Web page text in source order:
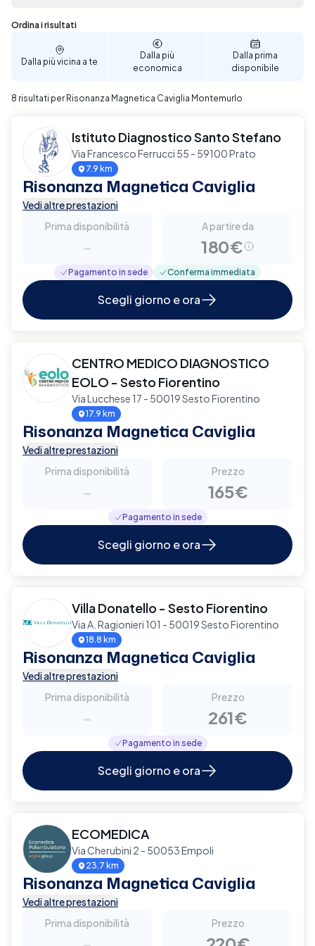
data e l'ora che meglio si adattano alle tue
esigenze. Assicura il miglior supporto possibile per
la salute della tua caviglia, prenota ora la tua
Risonanza Magnetica a Montemurlo con Elty.
Sono stati trovati 8 risultati
Ordina i risultati
Dalla più vicina a te
Dalla più
economica
Dalla prima
disponibile
8 risultati per Risonanza Magnetica Caviglia Montemurlo
Istituto Diagnostico Santo Stefano
Via Francesco Ferrucci 55 - 59100 Prato
7.9 km
Risonanza Magnetica Caviglia
Vedi altre prestazioni
Prima disponibilità
-
A partire da
180€
Pagamento in sede Conferma immediata
Scegli giorno e ora
CENTRO MEDICO DIAGNOSTICO
EOLO - Sesto Fiorentino
Via Lucchese 17 - 50019 Sesto Fiorentino
17.9 km
Risonanza Magnetica Caviglia
Vedi altre prestazioni
Prima disponibilità
-
Prezzo
165€
Pagamento in sede
Scegli giorno e ora
Villa Donatello - Sesto Fiorentino
Via A. Ragionieri 101 - 50019 Sesto Fiorentino
18.8 km
Risonanza Magnetica Caviglia
Vedi altre prestazioni
Prima disponibilità
-
Prezzo
261€
Pagamento in sede
Scegli giorno e ora
ECOMEDICA
Via Cherubini 2 - 50053 Empoli
23.7 km
Risonanza Magnetica Caviglia
Vedi altre prestazioni
Prima disponibilità
Prezzo